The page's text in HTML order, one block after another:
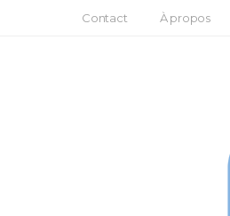
Contact À propos